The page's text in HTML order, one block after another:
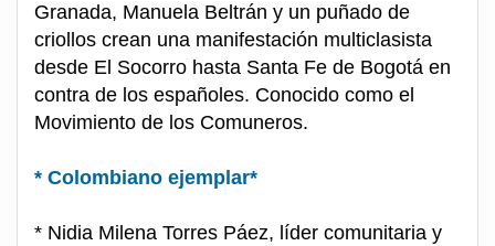
Granada, Manuela Beltrán y un puñado de
criollos crean una manifestación multiclasista
desde El Socorro hasta Santa Fe de Bogotá en
contra de los españoles. Conocido como el
Movimiento de los Comuneros.
* Colombiano ejemplar*
* Nidia Milena Torres Páez, líder comunitaria y